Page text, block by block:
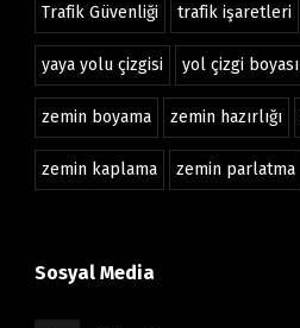
Trafik Güvenliği trafik işaretleri
yaya yolu çizgisi yol çizgi boyası
zemin boyama zemin hazırlığı
zemin kaplama zemin parlatma
Sosyal Media